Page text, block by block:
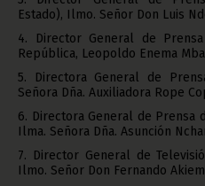
Estado), Ilmo. Señor Don Luis
4. Director General de
República, Leopoldo Enema
5. Directora General de
Señora Dña. Auxiliadora Rope
6. Directora General de Prensa
Ilma. Señora Dña. Asunción
7. Director General de
Ilmo. Señor Don Fernando